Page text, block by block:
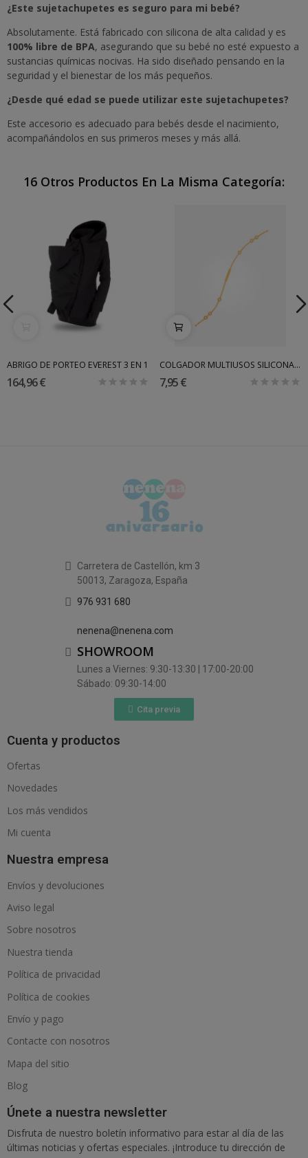
¿Este sujetachupetes es seguro para mi bebé?
Absolutamente. Está fabricado con silicona de alta calidad y es
100% libre de BPA, asegurando que su bebé no esté expuesto a
sustancias químicas nocivas. Ha sido diseñado pensando en la
seguridad y el bienestar de los más pequeños.
¿Desde qué edad se puede utilizar este sujetachupetes?
Este accesorio es adecuado para bebés desde el nacimiento,
acompañándolos en sus primeros meses y más allá.
16 Otros Productos En La Misma Categoría:
ABRIGO DE PORTEO EVEREST 3 EN 1
164,96 €
COLGADOR MULTIUSOS SILICONA SARO
7,95 €
Carretera de Castellón, km 3
50013, Zaragoza, España
976 931 680
nenena@nenena.com
SHOWROOM
Lunes a Viernes: 9:30-13:30 | 17:00-20:00
Sábado: 09:30-14:00
Cita previa
Cuenta y productos
Ofertas
Novedades
Los más vendidos
Mi cuenta
Nuestra empresa
Envíos y devoluciones
Aviso legal
Sobre nosotros
Nuestra tienda
Política de privacidad
Política de cookies
Envío y pago
Contacte con nosotros
Mapa del sitio
Blog
Únete a nuestra newsletter
Disfruta de nuestro boletín informativo para estar al día de las
últimas noticias y ofertas especiales. ¡Introduce tu dirección de